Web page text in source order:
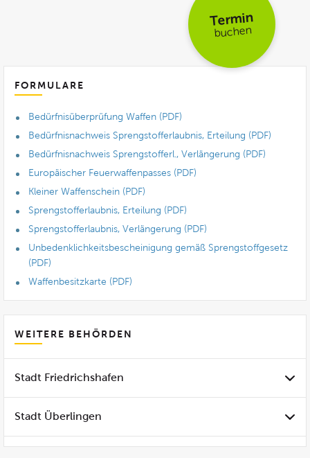
Termin
buchen
FORMULARE
Bedürfnisüberprüfung Waffen (PDF)
Bedürfnisnachweis Sprengstofferlaubnis, Erteilung (PDF)
Bedürfnisnachweis Sprengstofferl., Verlängerung (PDF)
Europäischer Feuerwaffenpasses (PDF)
Kleiner Waffenschein (PDF)
Sprengstofferlaubnis, Erteilung (PDF)
Sprengstofferlaubnis, Verlängerung (PDF)
Unbedenklichkeitsbescheinigung gemäß Sprengstoffgesetz
(PDF)
Waffenbesitzkarte (PDF)
WEITERE BEHÖRDEN
Stadt Friedrichshafen
Stadt Überlingen